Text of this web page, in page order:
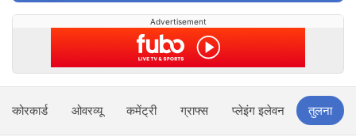
Advertisement
स्कोरकार्ड ओवरव्यू कमेंट्री ग्राफ्स प्लेइंग इलेवन तुलना